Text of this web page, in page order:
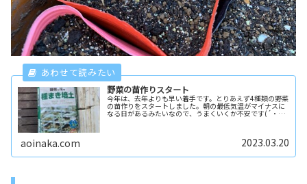
野菜の苗作りスタート
今年は、去年よりも早い着手です。とりあえず4種類の野菜
の苗作りをスタートしました。朝の最低気温がマイナスに
なる日があるみたいなので、うまくいくか不安です(´・
aoinaka.com 2023.03.20